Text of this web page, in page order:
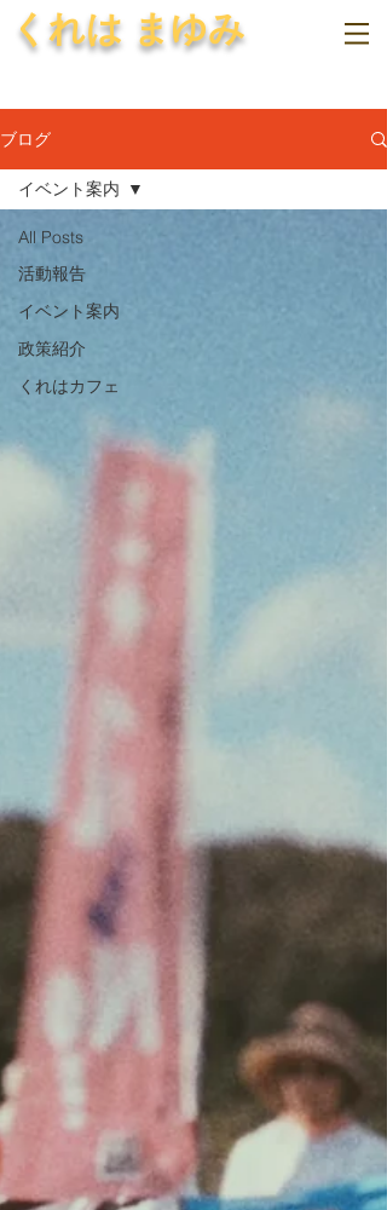
くれは まゆみ
ブログ
All Posts
活動報告
イベント案内
政策紹介
くれはカフェ
イベント案内